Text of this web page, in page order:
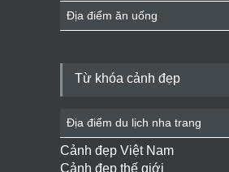
Địa điểm ăn uống
Từ khóa cảnh đẹp
Địa điểm du lịch nha trang
Cảnh đẹp Việt Nam
Cảnh đẹp thế giới